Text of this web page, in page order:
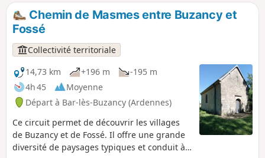
Chemin de Masmes entre Buzancy et
Fossé
Collectivité territoriale
14,73 km
+196 m
-195 m
4h 45
Moyenne
Départ à Bar-lès-Buzancy (Ardennes)
Ce circuit permet de découvrir les villages
de Buzancy et de Fossé. Il offre une grande
diversité de paysages typiques et conduit à